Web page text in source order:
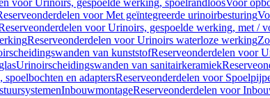
voor Urinoirs, gespoelde werking, spoelrandloosVoor
voor Met geïntegreerde urinoirbesturing
voor Urinoirs, gespoelde werking, met /
Reserveonderdelen voor Urinoirs waterloze werking
van kunststofReserveonderdelen voor
Urinoirscheidingswanden van sanitairkeramiek
spoelbochten en adaptersReserveonderdelen voor
InbouwmontageReserveonderdelen voor